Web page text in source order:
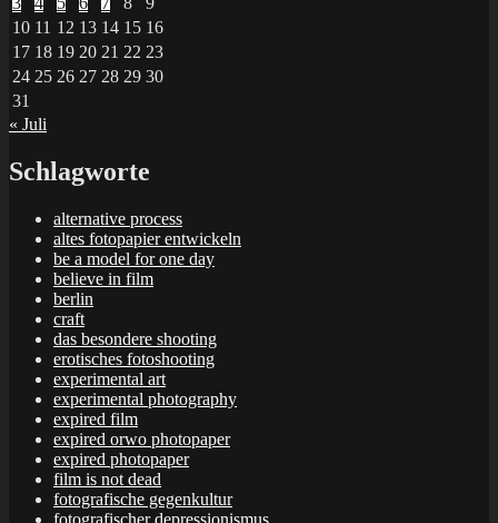
10 11 12 13 14 15 16
17 18 19 20 21 22 23
24 25 26 27 28 29 30
31
« Juli
Schlagworte
alternative process
altes fotopapier entwickeln
be a model for one day
believe in film
berlin
craft
das besondere shooting
erotisches fotoshooting
experimental art
experimental photography
expired film
expired orwo photopaper
expired photopaper
film is not dead
fotografische gegenkultur
fotografischer depressionismus